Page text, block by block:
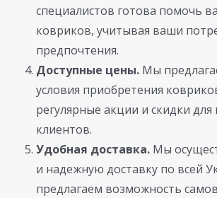
специалистов готова помочь
ковриков, учитывая ваши
предпочтения.
Доступные цены. Мы
условия приобретения
регулярные акции и скидки
клиентов.
Удобная доставка. Мы
и надежную доставку по всей
предлагаем возможность